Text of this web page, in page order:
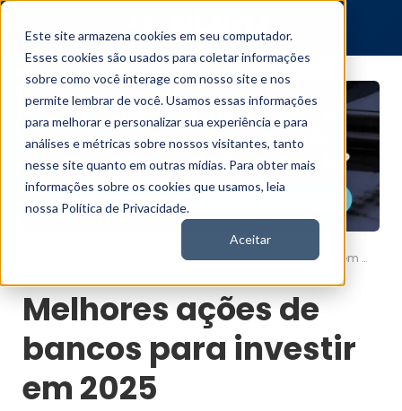
Este site armazena cookies em seu computador.
Esses cookies são usados para coletar informações
sobre como você interage com nosso site e nos
permite lembrar de você. Usamos essas informações
para melhorar e personalizar sua experiência e para
análises e métricas sobre nossos visitantes, tanto
nesse site quanto em outras mídias. Para obter mais
informações sobre os cookies que usamos, leia
nossa Política de Privacidade.
Aceitar
Melhores ações de bancos para investir em 2025
Melhores ações de
bancos para investir
em 2025